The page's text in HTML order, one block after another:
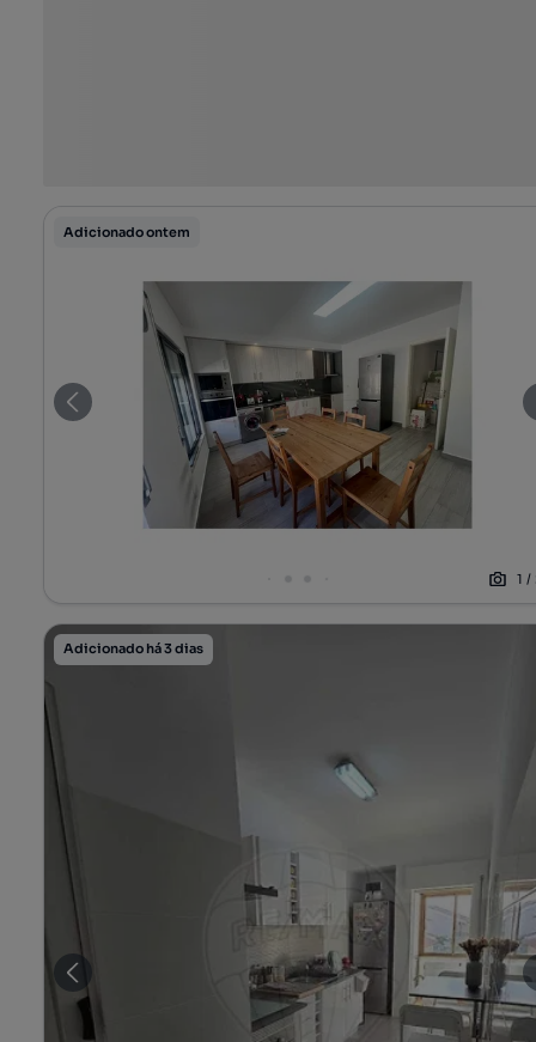
Adicionado ontem
1 /
Adicionado há 3 dias